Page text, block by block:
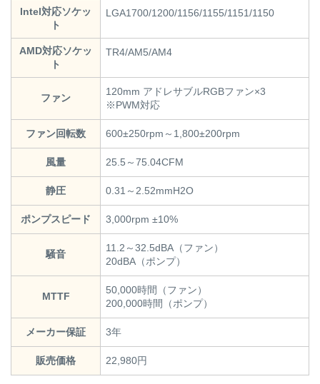
Intel対応ソケッ
ト
LGA1700/1200/1156/1155/1151/1150
AMD対応ソケッ
ト
TR4/AM5/AM4
ファン
120mm アドレサブルRGBファン×3
※PWM対応
ファン回転数 600±250rpm～1,800±200rpm
風量 25.5～75.04CFM
静圧 0.31～2.52mmH2O
ポンプスピード 3,000rpm ±10%
騒音
11.2～32.5dBA（ファン）
20dBA（ポンプ）
MTTF
50,000時間（ファン）
200,000時間（ポンプ）
メーカー保証 3年
販売価格 22,980円